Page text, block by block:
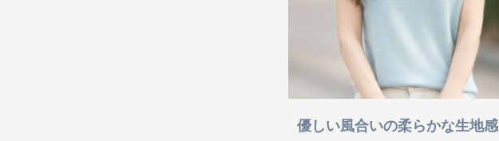
優しい風合いの柔らかな生地感